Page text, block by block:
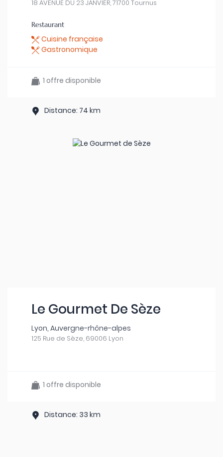
18 AVENUE DU 23 JANVIER, 71700 Tournus
Restaurant
Cuisine française
Gastronomique
1 offre disponible
Distance: 74 km
Le Gourmet De Sèze
Lyon, Auvergne-rhône-alpes
125 Rue de Sèze, 69006 Lyon
1 offre disponible
Distance: 33 km